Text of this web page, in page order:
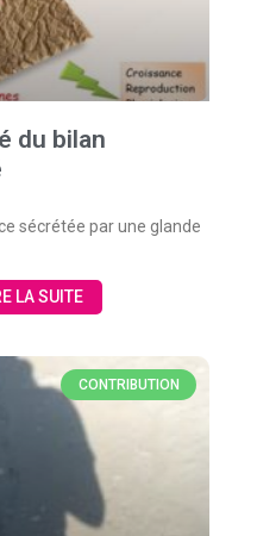
du bilan
sécrétée par une glande
LA SUITE
CONTRIBUTION